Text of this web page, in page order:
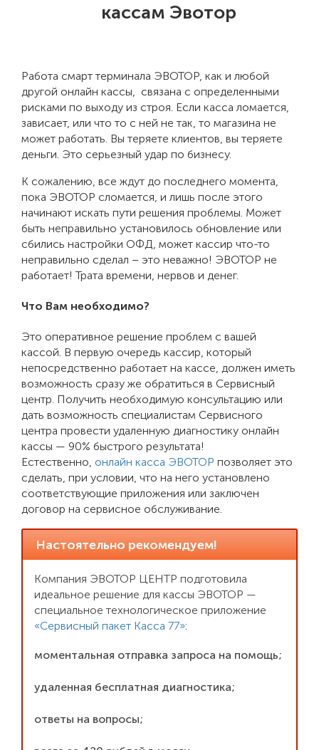
кассам Эвотор
Работа смарт терминала ЭВОТОР, как и любой
другой онлайн кассы, связана с определенными
рисками по выходу из строя. Если касса ломается,
зависает, или что то с ней не так, то магазина не
может работать. Вы теряете клиентов, вы теряете
деньги. Это серьезный удар по бизнесу.
К сожалению, все ждут до последнего момента,
пока ЭВОТОР сломается, и лишь после этого
начинают искать пути решения проблемы. Может
быть неправильно установилось обновление или
сбились настройки ОФД, может кассир что-то
неправильно сделал – это неважно! ЭВОТОР не
работает! Трата времени, нервов и денег.
Что Вам необходимо?
Это оперативное решение проблем с вашей
кассой. В первую очередь кассир, который
непосредственно работает на кассе, должен иметь
возможность сразу же обратиться в Сервисный
центр. Получить необходимую консультацию или
дать возможность специалистам Сервисного
центра провести удаленную диагностику онлайн
кассы — 90% быстрого результата!
Естественно, онлайн касса ЭВОТОР позволяет это
сделать, при условии, что на него установлено
соответствующие приложения или заключен
договор на сервисное обслуживание.
Настоятельно рекомендуем!
Компания ЭВОТОР ЦЕНТР подготовила
идеальное решение для кассы ЭВОТОР —
специальное технологическое приложение
«Сервисный пакет Касса 77»:
моментальная отправка запроса на помощь;
удаленная бесплатная диагностика;
ответы на вопросы;